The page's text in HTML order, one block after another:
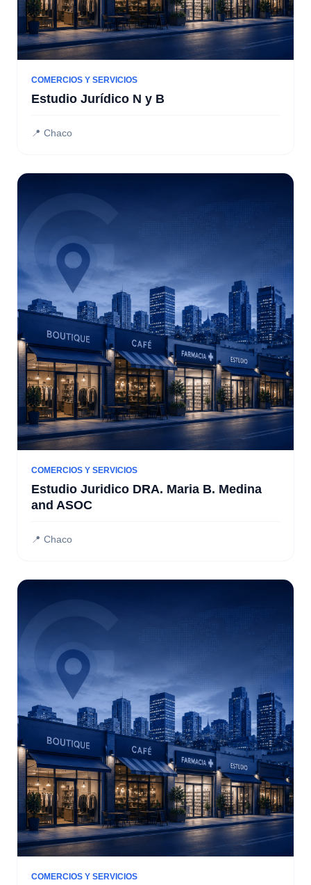
COMERCIOS Y SERVICIOS
Estudio Jurídico N y B
📍 Chaco
COMERCIOS Y SERVICIOS
Estudio Juridico DRA. Maria B. Medina
and ASOC
📍 Chaco
COMERCIOS Y SERVICIOS